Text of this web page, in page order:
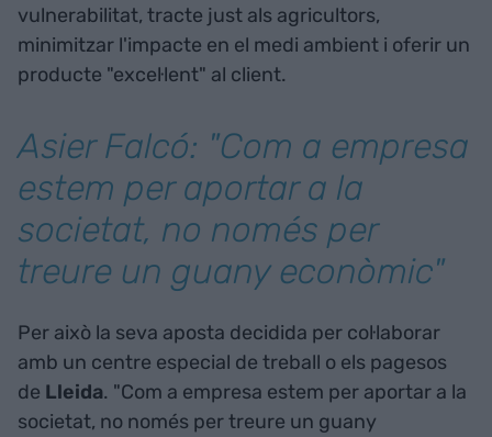
vulnerabilitat, tracte just als agricultors,
minimitzar l'impacte en el medi ambient i oferir un
producte "excel·lent" al client.
Asier Falcó: "Com a empresa
estem per aportar a la
societat, no només per
treure un guany econòmic"
Per això la seva aposta decidida per col·laborar
amb un centre especial de treball o els pagesos
de Lleida. "Com a empresa estem per aportar a la
societat, no només per treure un guany